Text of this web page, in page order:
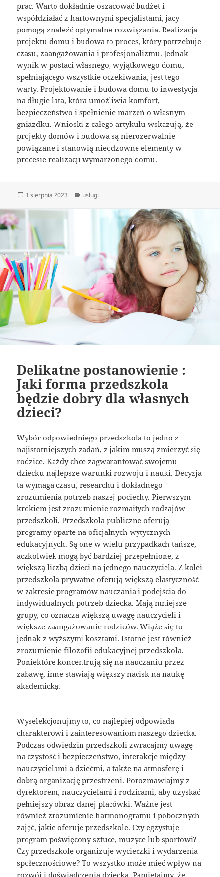
prac. Warto dokładnie oszacować budżet i
współdziałać z hartownymi specjalistami, jacy
pomogą znaleźć optymalne rozwiązania. Realizacja
projektu domu i budowa to proces, który potrzebuje
czasu, zaangażowania i profesjonalizmu. Jednak
wynik w postaci własnego, wyjątkowego domu,
spełniającego wszystkie oczekiwania, jest tego
warty. Projektowanie i budowa domu to inwestycja
na długie lata, która umożliwia komfort,
bezpieczeństwo i spełnienie marzeń o własnym
gniazdku. Wnioski z całego artykułu wskazują, że
projekty domów i budowa są nierozerwalnie
powiązane i stanowią nieodzowne elementy w
procesie realizacji wymarzonego domu.
Data
1 sierpnia 2023 Kategorie
usługi
Delikatne postanowienie :
Jaki forma przedszkola
będzie dobry dla własnych
dzieci?
Wybór odpowiedniego przedszkola to jedno z
najistotniejszych zadań, z jakim muszą zmierzyć się
rodzice. Każdy chce zagwarantować swojemu
dziecku najlepsze warunki rozwoju i nauki. Decyzja
ta wymaga czasu, researchu i dokładnego
zrozumienia potrzeb naszej pociechy. Pierwszym
krokiem jest zrozumienie rozmaitych rodzajów
przedszkoli. Przedszkola publiczne oferują
programy oparte na oficjalnych wytycznych
edukacyjnych. Są one w wielu przypadkach tańsze,
aczkolwiek mogą być bardziej przepełnione, z
większą liczbą dzieci na jednego nauczyciela. Z kolei
przedszkola prywatne oferują większą elastyczność
w zakresie programów nauczania i podejścia do
indywidualnych potrzeb dziecka. Mają mniejsze
grupy, co oznacza większą uwagę nauczycieli i
większe zaangażowanie rodziców. Wiąże się to
jednak z wyższymi kosztami. Istotne jest również
zrozumienie filozofii edukacyjnej przedszkola.
Poniektóre koncentrują się na nauczaniu przez
zabawę, inne stawiają większy nacisk na naukę
akademicką.
Wyselekcjonujmy to, co najlepiej odpowiada
charakterowi i zainteresowaniom naszego dziecka.
Podczas odwiedzin przedszkoli zwracajmy uwagę
na czystość i bezpieczeństwo, interakcje między
nauczycielami a dziećmi, a także na atmosferę i
dobrą organizację przestrzeni. Porozmawiajmy z
dyrektorem, nauczycielami i rodzicami, aby uzyskać
pełniejszy obraz danej placówki. Ważne jest
również zrozumienie harmonogramu i pobocznych
zajęć, jakie oferuje przedszkole. Czy egzystuje
program poświęcony sztuce, muzyce lub sportowi?
Czy przedszkole organizuje wycieczki i wydarzenia
społecznościowe? To wszystko może mieć wpływ na
rozwój i doświadczenia dziecka. Pamiętajmy, że